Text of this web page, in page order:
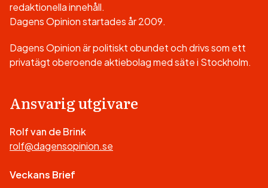
redaktionella innehåll.
Dagens Opinion startades år 2009.
Dagens Opinion är politiskt obundet och drivs som ett
privatägt oberoende aktiebolag med säte i Stockholm.
Ansvarig utgivare
Rolf van de Brink
rolf@dagensopinion.se
Veckans Brief